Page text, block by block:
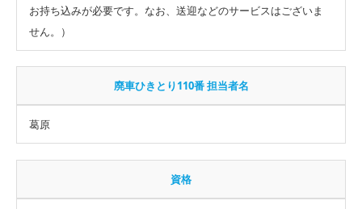
お持ち込みが必要です。なお、送迎などのサービスはございま
せん。）
廃車ひきとり110番 担当者名
葛原
資格